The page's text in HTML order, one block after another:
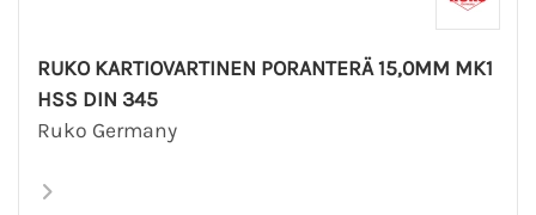
RUKO KARTIOVARTINEN PORANTERÄ 15,0MM MK1
HSS DIN 345
Ruko Germany